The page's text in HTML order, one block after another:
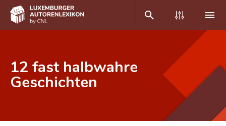
DE FR
12 fast halbwahre
Geschichten